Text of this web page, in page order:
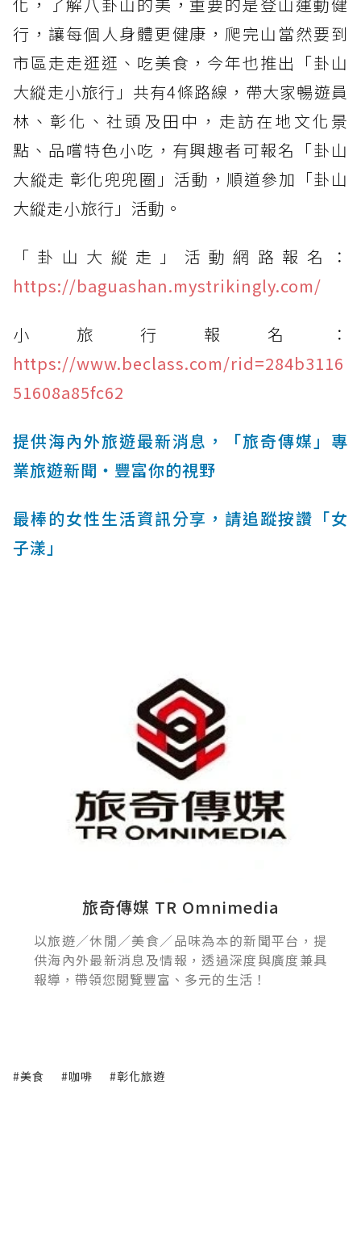
行，讓每個人身體更健康，爬完山當然要到
市區走走逛逛、吃美食，今年也推出「卦山
大縱走小旅行」共有4條路線，帶大家暢遊員
林、彰化、社頭及田中，走訪在地文化景
點、品嚐特色小吃，有興趣者可報名「卦山
大縱走 彰化兜兜圈」活動，順道參加「卦山
大縱走小旅行」活動。
「卦山大縱走」活動網路報名：
https://baguashan.mystrikingly.com/
小旅行報名：
https://www.beclass.com/rid=284b3116
51608a85fc62
提供海內外旅遊最新消息，「旅奇傳媒」專
業旅遊新聞‧豐富你的視野
最棒的女性生活資訊分享，請追蹤按讚「女
子漾」
旅奇傳媒 TR Omnimedia
以旅遊／休閒／美食／品味為本的新聞平台，提
供海內外最新消息及情報，透過深度與廣度兼具
報導，帶領您閱覽豐富、多元的生活！
#美食 #咖啡 #彰化旅遊